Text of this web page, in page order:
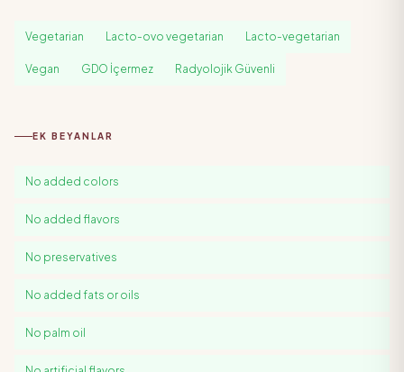
Vegetarian Lacto-ovo vegetarian Lacto-vegetarian
Vegan GDO İçermez Radyolojik Güvenli
EK BEYANLAR
No added colors
No added flavors
No preservatives
No added fats or oils
No palm oil